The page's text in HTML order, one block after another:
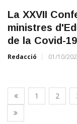
La XXVII
ministres
de la Covid-19
Redacció 01/10/
1 2